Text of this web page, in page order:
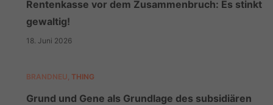
Rentenkasse vor dem Zusammenbruch: Es stinkt
gewaltig!
18. Juni 2026
BRANDNEU THING
Grund und Gene als Grundlage des subsidiären